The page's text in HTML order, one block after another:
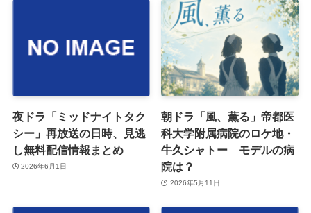
夜ドラ「ミッドナイトタク
シー」再放送の日時、見逃
し無料配信情報まとめ
2026年6月1日
朝ドラ「風、薫る」帝都医
科大学附属病院のロケ地・
牛久シャトー モデルの病
院は？
2026年5月11日